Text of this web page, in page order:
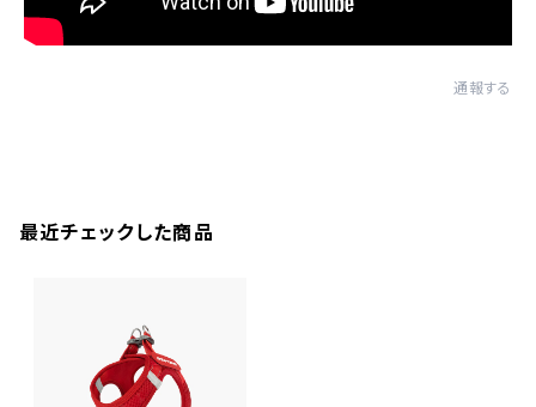
通報する
最近チェックした商品